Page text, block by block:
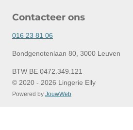
b
o
k
a
r
a
Contacteer ons
016 23 81 06
Bondgenotenlaan 80, 3000 Leuven
BTW BE 0472.349.121
© 2020 - 2026 Lingerie Elly
Powered by JouwWeb